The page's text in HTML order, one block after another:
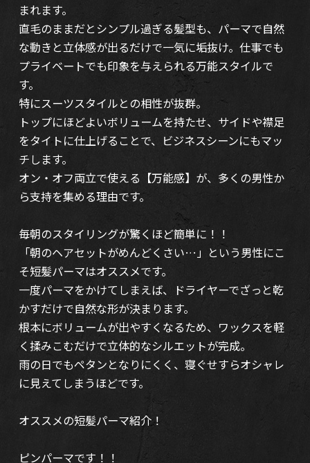
まれます。
直毛のままだとシンプル過ぎる髪型も、パーマで自然
な動きと立体感が出るだけで一気に垢抜け。仕事でも
プライベートでも印象を与えられる万能スタイルで
す。
特にスーツスタイルとの相性が抜群。
トップにほどよいボリュームを持たせ、サイドや襟足
をタイトに仕上げることで、ビジネスシーンにもマッ
チします。
オン・オフ両立で使える【万能感】が、多くの男性か
ら支持を集める理由です。
毎朝のスタイリングが驚くほど簡単に！！
「朝のヘアセットがめんどくさい…」という男性にこ
そ短髪パーマはオススメです。
一度パーマをかけてしまえば、ドライヤーでざっと乾
かすだけで自然な形が決まります。
根本にボリュームが出やすくなるため、ワックスを軽
く揉みこむだけで立体的なシルエットが完成。
雨の日でもペタンとなりにくく、寝ぐせすらオシャレ
に見えてしまうほどです。
オススメの短髪パーマ紹介！
ピンパーマです！！